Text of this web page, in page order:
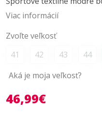
Viac informácií
Zvoľte veľkosť
41
42 43 44
Aká je moja veľkosť?
46,99€